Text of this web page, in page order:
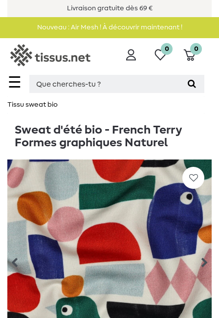
Livraison gratuite dès 69 €
Nouveau : Air Mesh ! À découvrir maintenant !
☰
0 0
Tissu sweat bio
Sweat d'été bio - French Terry
Formes graphiques Naturel